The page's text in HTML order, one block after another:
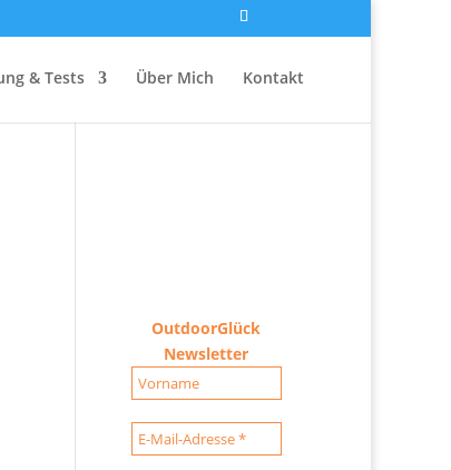
& Tests Über Mich Kontakt
OutdoorGlück
Newsletter